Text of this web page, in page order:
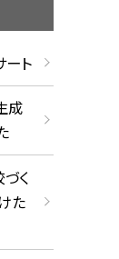
ート
成
く
た